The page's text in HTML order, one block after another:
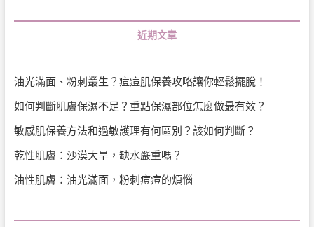
近期文章
油光滿面、粉刺叢生？痘痘肌保養攻略讓你輕鬆擺脫！
如何判斷肌膚保濕不足？重點保濕部位怎麼做最有效？
敏感肌保養方法和過敏護理有何區別？該如何判斷？
乾性肌膚：沙漠大旱，缺水嚴重嗎？
油性肌膚：油光滿面，粉刺痘痘的煩惱